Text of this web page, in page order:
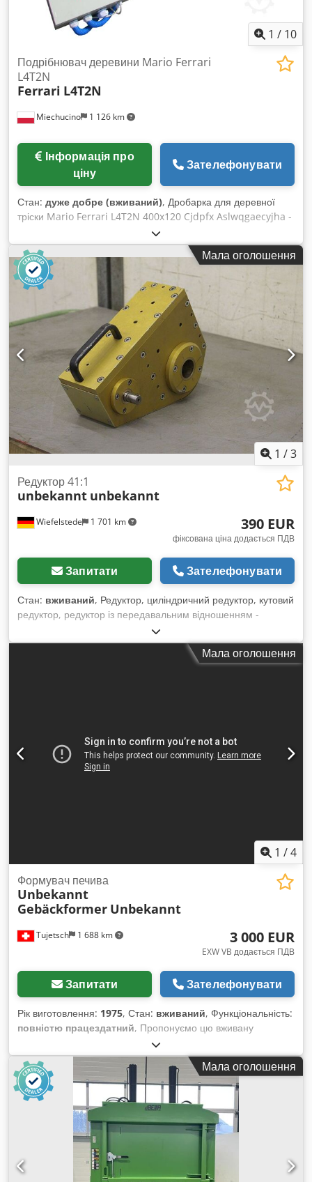
1 / 10
Miechucino 1 126 km
Подрібнювач деревини Mario Ferrari
L4T2N
Ferrari L4T2N
ціну
Зателефонувати
Стан: дуже добре (вживаний), Дробарка для деревної
тріски Mario Ferrari L4T2N 400x120 Cjdpfx Aslwqgaecyjha -
виробництво: Італія - рік випуску: 1992 ТЕХНІЧНІ
ХАРАКТЕРИСТИКИ: - ширина подачі: 400 мм - висота
подачі: 120 мм - потужність двигуна: 45 кВт - автореверс -
верхній зубчастий тягнучий вал - два нижніх зубчастих
тягнучих вали - подаючий стрічковий транспортер: 2500 мм
- два ножі - діаметр ротора: 400 мм - ширина ротора: 400
мм - потужність двигунів подачі: 2 x 1,1 кВт Транспортні
габарити: 250 x 170 x 150 см вага ~ 1500 кг
Мала оголошення
1 /3
Wiefelstede 1 701 km
Редуктор 41:1
unbekannt unbekannt
390 EUR
фіксована ціна додається ПДВ
Запитати Зателефонувати
Стан: вживаний, Редуктор, циліндричний редуктор, кутовий
редуктор, редуктор із передавальним відношенням -
Передавальне відношення: 41:1 - Привідний вал: Ø 18 x 25
мм - Порожнистий вал: Ø 40 x 130 мм - Ціна: за одиницю -
Кількість: 2 штуки - Габарити: 300/150/В260 мм - Вага: 12,5
Мала оголошення
1 /4
Tujetsch 1 688 km
Формувач печива
Unbekannt
Gebäckformer Unbekannt
3 000 EUR
EXW VB додається ПДВ
Запитати Зателефонувати
Рік виготовлення: 1975, Стан: вживаний, Функціональність:
повністю працездатний, Пропонуємо цю вживану
невідому машину для формування печива, рік випуску
1975. Виробник: Модель: Рік випуску: 1975 Стан: вживаний
Csdpfx Acjzh N A Ijyoha ID категорії: 9 Тип машини:
Формувач для печива До комплекту входять 5-6 візків з
відповідними листами до формувача для печива. Додатково
надається 6 різних валиків у відмінному стані. Машина дуже
стара, але, як видно на відео, працює відмінно. Ідеально
підходить для маленької пекарні, яка хоче раціонально
виробляти різні види сухого печива. Якщо у вас є питання
або потрібна додаткова інформація, напишіть нам
Мала оголошення